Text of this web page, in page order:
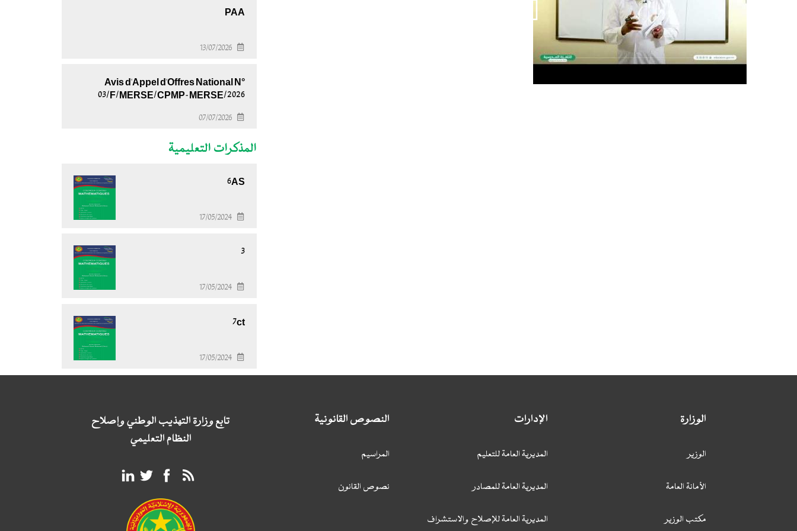
PAA
13/07/2026
Avis d'Appel d'Offres National N°
03/F/MERSE/CPMP-MERSE/2026
07/07/2026
المذكرات التعليمية
6AS
17/05/2024
3
17/05/2024
7ct
17/05/2024
تابع وزارة التهذيب الوطني وإصلاح
النظام التعليمي
النصوص القانونية
المراسيم
نصوص القانون
الإدارات
المديرية العامة للتعليم
المديرية العامة للمصادر
المديرية العامة للإصلاح والاستشراف
الوزارة
الوزير
الأمانة العامة
مكتب الوزير